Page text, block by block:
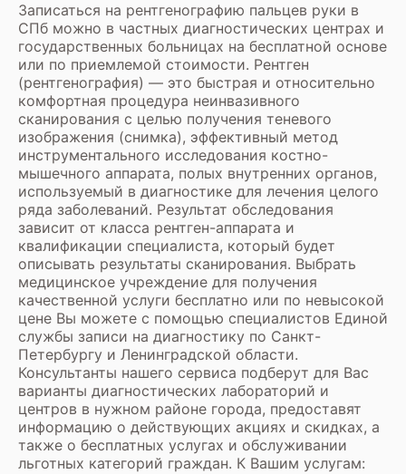
Записаться на рентгенографию пальцев руки в
СПб можно в частных диагностических центрах и
государственных больницах на бесплатной основе
или по приемлемой стоимости. Рентген
(рентгенография) — это быстрая и относительно
комфортная процедура неинвазивного
сканирования с целью получения теневого
изображения (снимка), эффективный метод
инструментального исследования костно-
мышечного аппарата, полых внутренних органов,
используемый в диагностике для лечения целого
ряда заболеваний. Результат обследования
зависит от класса рентген-аппарата и
квалификации специалиста, который будет
описывать результаты сканирования. Выбрать
медицинское учреждение для получения
качественной услуги бесплатно или по невысокой
цене Вы можете с помощью специалистов Единой
службы записи на диагностику по Санкт-
Петербургу и Ленинградской области.
Консультанты нашего сервиса подберут для Вас
варианты диагностических лабораторий и
центров в нужном районе города, предоставят
информацию о действующих акциях и скидках, а
также о бесплатных услугах и обслуживании
льготных категорий граждан. К Вашим услугам: